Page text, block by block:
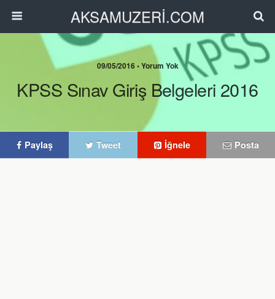
AKSAMUZERİ.COM
09/05/2016 • Yorum Yok
KPSS Sınav Giriş Belgeleri 2016
Paylaş Tweet İğnele Posta